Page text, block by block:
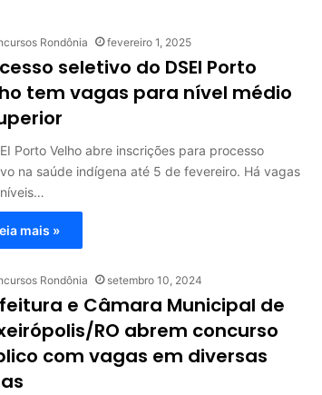
Rondônia fevereiro 1, 2025
seletivo do DSEI Porto
tem vagas para nível médio
Porto Velho abre inscrições para processo
na saúde indígena até 5 de fevereiro. Há vagas
mais »
Rondônia setembro 10, 2024
e Câmara Municipal de
RO abrem concurso
com vagas em diversas